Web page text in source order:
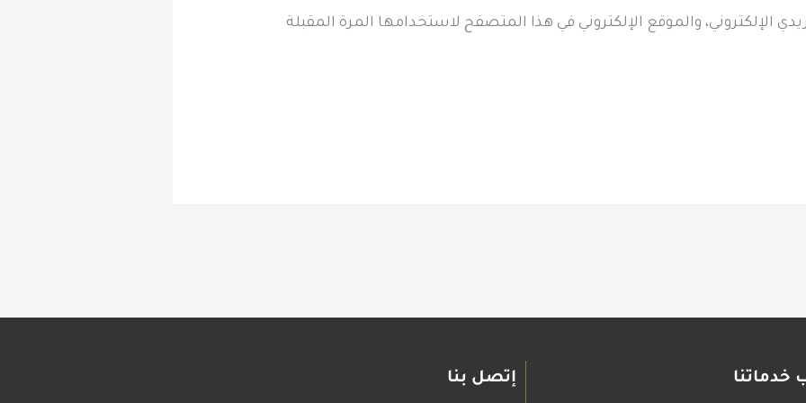
الإلكتروني، والموقع الإلكتروني في هذا المتصفح لاستخدامها المرة المقبلة
خدماتنا إتصل بنا